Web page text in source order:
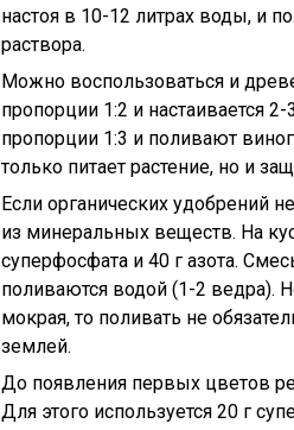
настоя в 10-12 литрах воды, и
раствора.
Можно воспользоваться и
пропорции 1:2 и настаивается
пропорции 1:3 и поливают
только питает растение, но и
Если органических удобрений
из минеральных веществ. На
суперфосфата и 40 г азота.
поливаются водой (1-2 ведра).
мокрая, то поливать не
землей.
До появления первых цветов
Для этого используется 20 г